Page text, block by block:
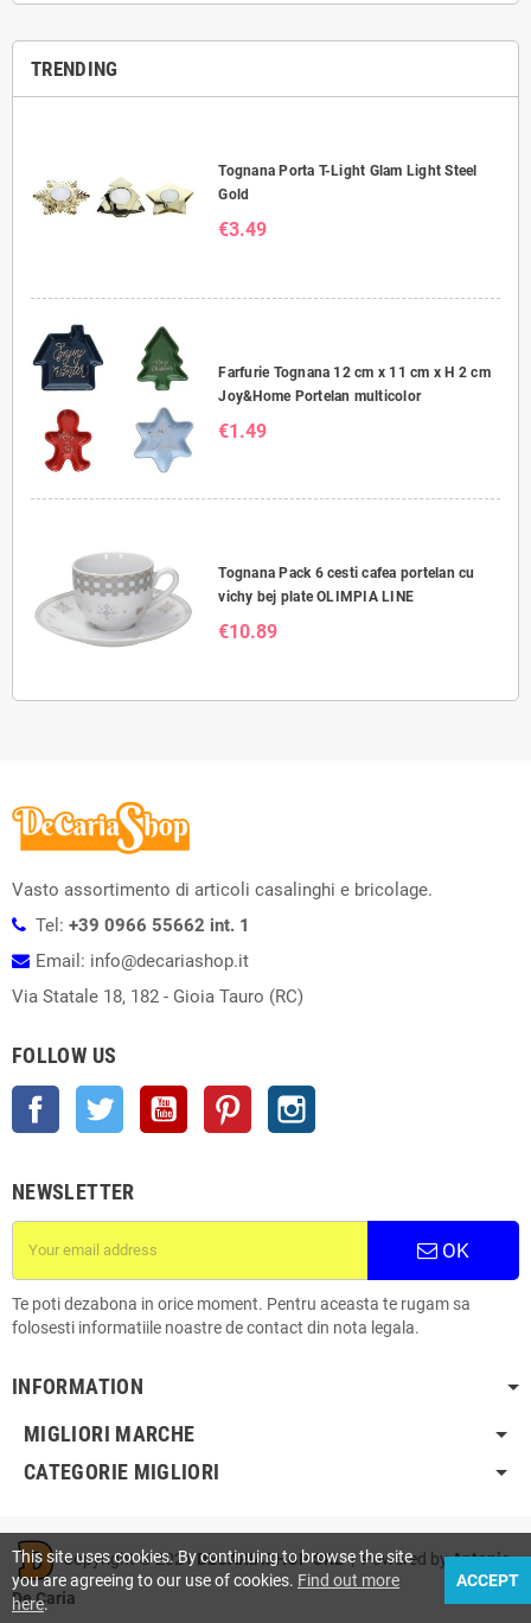
TRENDING
Tognana Porta T-Light Glam Light Steel
Gold
€3.49
Farfurie Tognana 12 cm x 11 cm x H 2 cm
Joy&Home Portelan multicolor
€1.49
Tognana Pack 6 cesti cafea portelan cu
vichy bej plate OLIMPIA LINE
€10.89
Vasto assortimento di articoli casalinghi e bricolage.
Tel: +39 0966 55662 int. 1
Email: info@decariashop.it
Via Statale 18, 182 - Gioia Tauro (RC)
FOLLOW US
Facebook Twitter YouTube Pinterest
NEWSLETTER
OK
Te poti dezabona in orice moment. Pentru aceasta te rugam sa
folosesti informatiile noastre de contact din nota legala.
INFORMATION
MIGLIORI MARCHE
CATEGORIE MIGLIORI
Copyright © 2021DECARIASHOP SRL| Powered byAntonio
De Caria
This site uses cookies. By continuing to browse the site
you are agreeing to our use of cookies. Find out more
here.
ACCEPT